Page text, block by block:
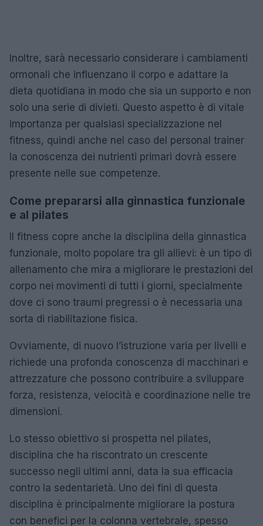
Inoltre, sarà necessario considerare i cambiamenti
ormonali che influenzano il corpo e adattare la
dieta quotidiana in modo che sia un supporto e non
solo una serie di divieti. Questo aspetto è di vitale
importanza per qualsiasi specializzazione nel
fitness, quindi anche nel caso del personal trainer
la conoscenza dei nutrienti primari dovrà essere
presente nelle sue competenze.
Come prepararsi alla ginnastica funzionale
e al pilates
Il fitness copre anche la disciplina della ginnastica
funzionale, molto popolare tra gli allievi: è un tipo di
allenamento che mira a migliorare le prestazioni del
corpo nei movimenti di tutti i giorni, specialmente
dove ci sono traumi pregressi o è necessaria una
sorta di riabilitazione fisica.
Ovviamente, di nuovo l’istruzione varia per livelli e
richiede una profonda conoscenza di macchinari e
attrezzature che possono contribuire a sviluppare
forza, resistenza, velocità e coordinazione nelle tre
dimensioni.
Lo stesso obiettivo si prospetta nel pilates,
disciplina che ha riscontrato un crescente
successo negli ultimi anni, data la sua efficacia
contro la sedentarietà. Uno dei fini di questa
disciplina è principalmente migliorare la postura
con benefici per la colonna vertebrale, spesso